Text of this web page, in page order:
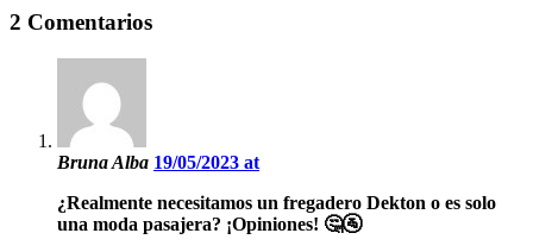
2 Comentarios
Bruna Alba 19/05/2023 at
¿Realmente necesitamos un fregadero Dekton o es solo
una moda pasajera? ¡Opiniones! 🤔🚰